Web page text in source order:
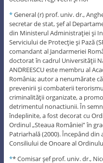
*General (r) prof. univ. dr.,
secretar de stat, şef al
din Ministerul Administraţiei şi
Serviciului de Protecţie şi Pază
comandant al Jandarmeriei
doctorat în cadrul Universităţii
ANDREESCU este membru al
România; autor a nenumărate
prevenirii şi combaterii
criminalităţii organizate, a
detrimentul nonactiunii. În
îndeplinite, a fost decorat cu
Ordinul „Steaua României” în
Patriarhală (2000). Începând
Consiliului de Onoare al
** Comisar şef prof. univ. dr.,